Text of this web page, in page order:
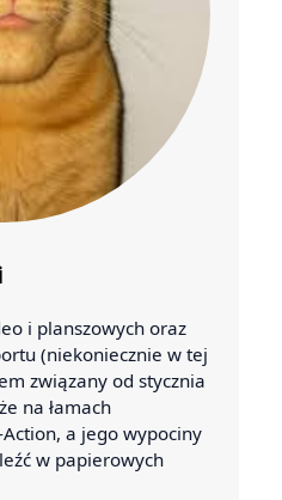
i planszowych oraz
(niekoniecznie w tej
związany od stycznia
na łamach
a jego wypociny
w papierowych